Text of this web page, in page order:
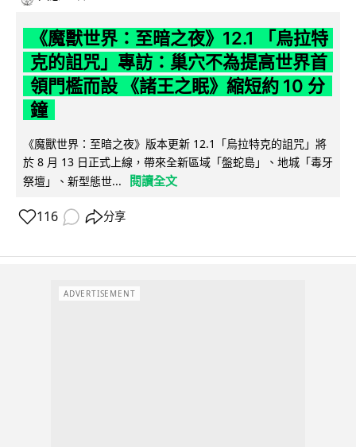
《魔獸世界：至暗之夜》12.1 「烏拉特
克的詛咒」專訪：巢穴不為提高世界首
領門檻而設 《諸王之眠》縮短約 10 分
鐘
《魔獸世界：至暗之夜》版本更新 12.1「烏拉特克的詛咒」將
於 8 月 13 日正式上線，帶來全新區域「盤蛇島」、地城「毒牙
祭壇」、新型態世...
閱讀全文
116 分享
ADVERTISEMENT